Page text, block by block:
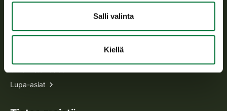
Salli valinta
Kiellä
Lupa-asiat